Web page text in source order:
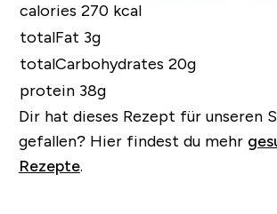
calories 270 kcal
totalFat 3g
totalCarbohydrates 20g
protein 38g
Dir hat dieses Rezept für unseren
gefallen?Hier findest du mehr
Rezepte.